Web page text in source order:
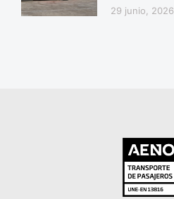
29 junio, 2026